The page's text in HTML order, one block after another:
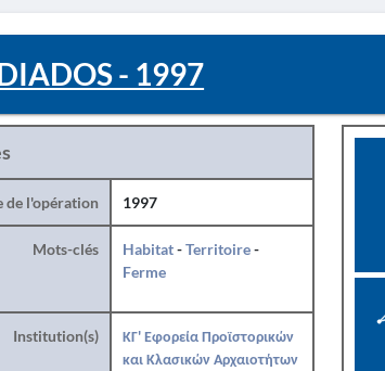
- 1997
de l'opération 1997
Mots-clés Habitat-Territoire-
Ferme
Institution(s)
ΚΓ' Εφορεία Προϊστορικών
και Κλασικών Αρχαιοτήτων